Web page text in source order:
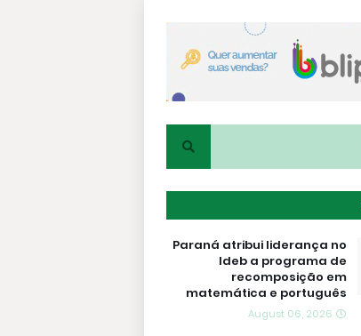
Paraná atribui liderança no
Ideb a programa de
recomposição em
matemática e português
August 06, 2026